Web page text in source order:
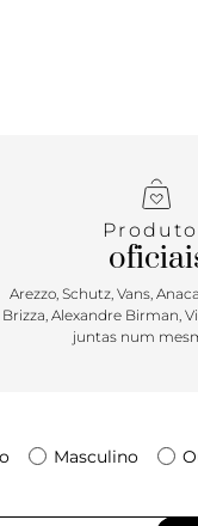
Arezzo, Schutz, Vans,
Brizza, Alexandre Birman,
juntas num
Masculino